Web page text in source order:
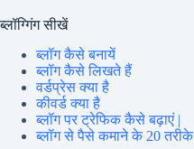
ब्लॉग्गिंग सीखें
ब्लॉग कैसे बनायें
ब्लॉग कैसे लिखते हैं
वर्डप्रेस क्या है
कीवर्ड क्या है
ब्लॉग पर ट्रेफिक कैसे बढ़ाएं |
ब्लॉग से पैसे कमाने के 20 तरीके